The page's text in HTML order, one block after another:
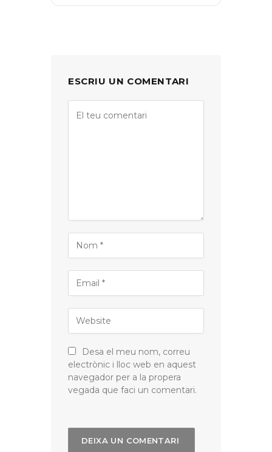
ESCRIU UN COMENTARI
Desa el meu nom, correu
electrònic i lloc web en aquest
navegador per a la propera
vegada que faci un comentari.